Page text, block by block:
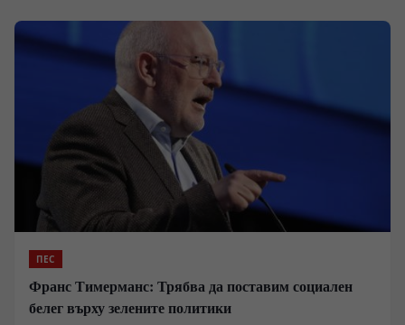
ПЕС
Франс Тимерманс: Трябва да поставим социален
белег върху зелените политики